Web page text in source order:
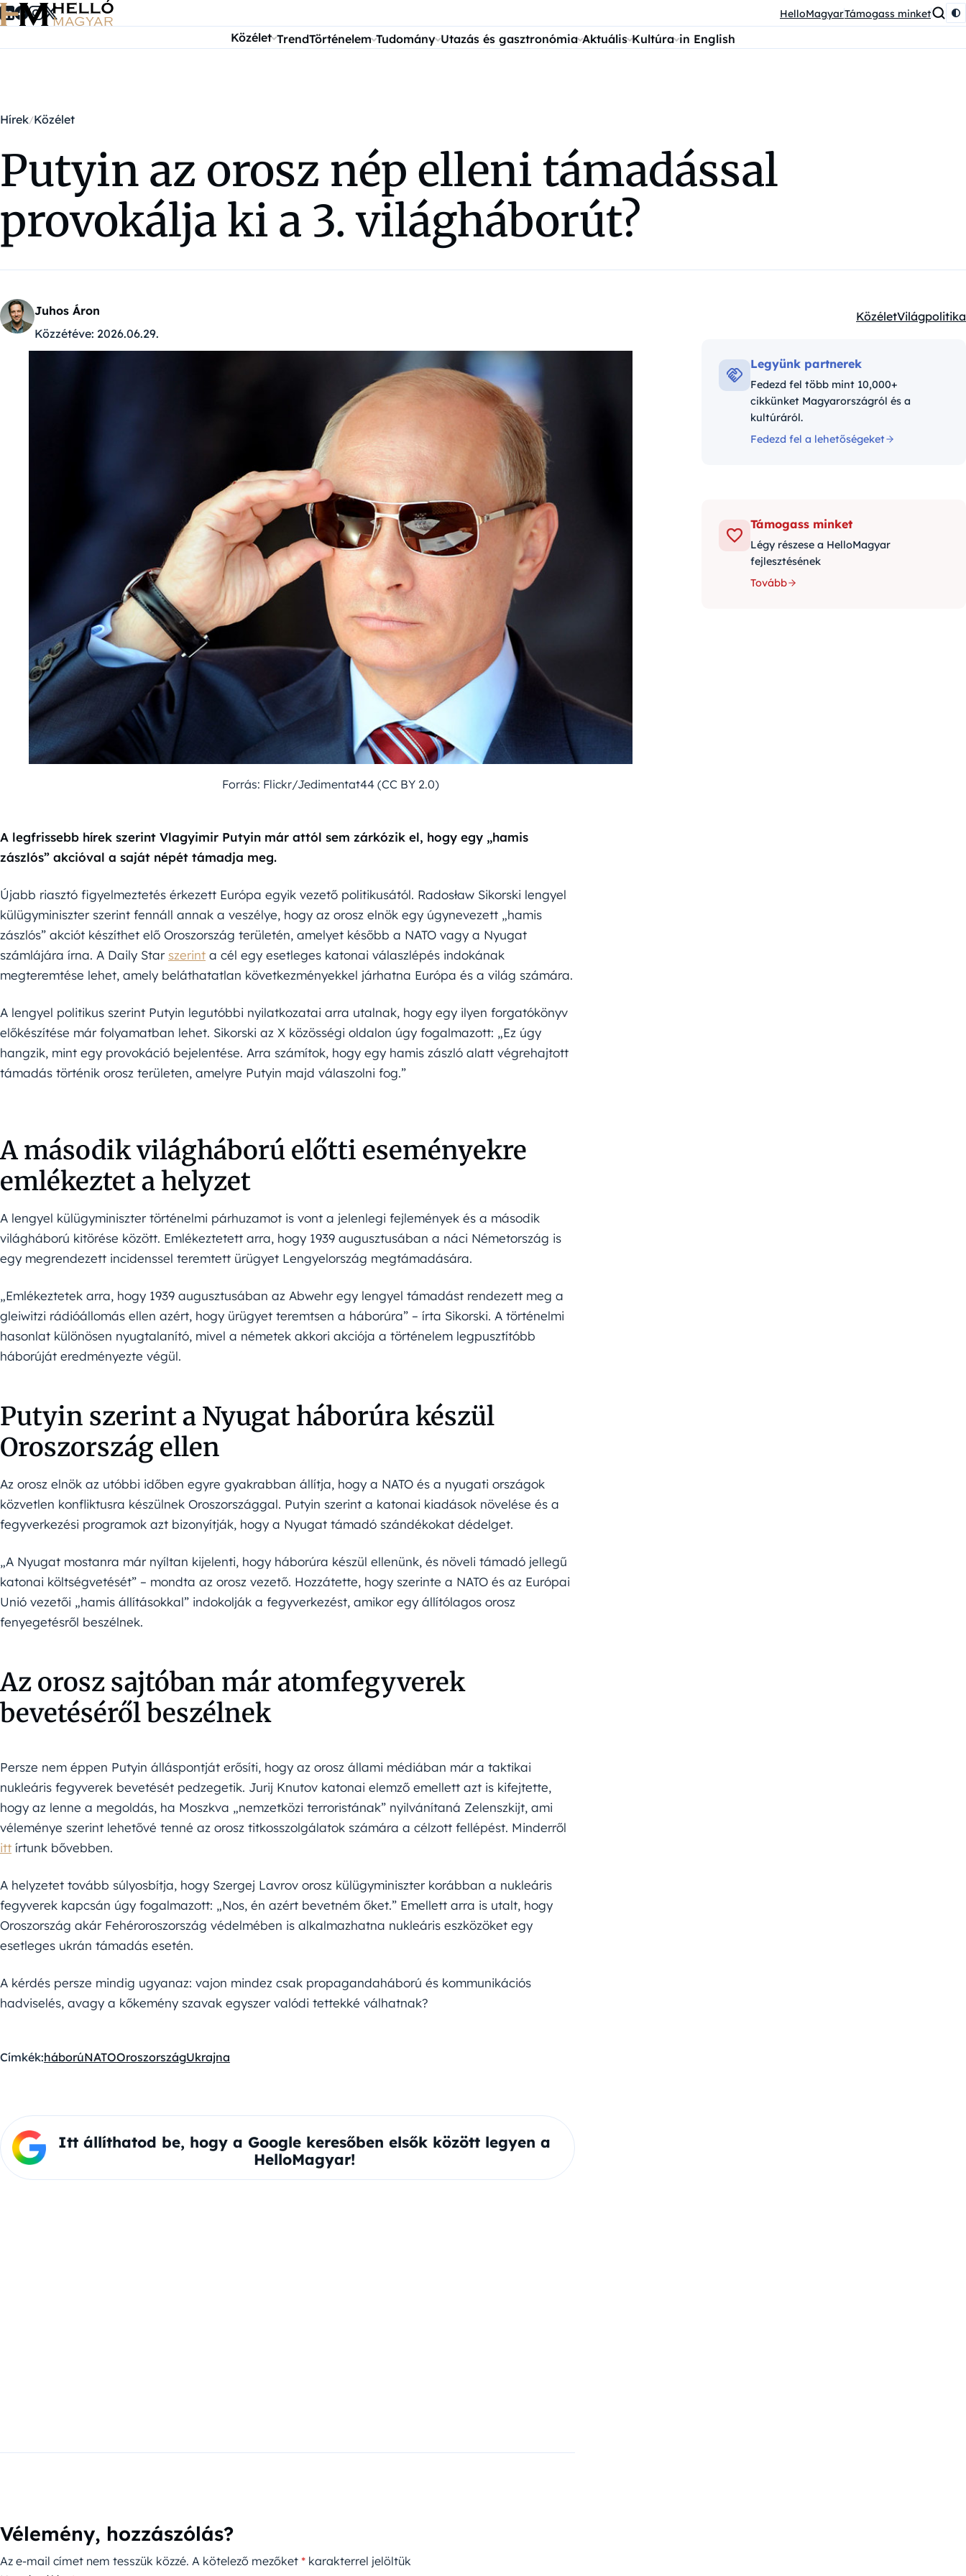
Ugrás a tartalomra HelloMagyarTámogass minket
Közélet TrendTörténelem Tudomány Utazás és gasztronómia Aktuális Kultúra in English
Hírek Közélet
Putyin az orosz nép elleni támadással
provokálja ki a 3. világháborút?
Juhos Áron
Közzétéve: 2026.06.29.
Kategóriák:
KözéletVilágpolitika
Forrás: Flickr/Jedimentat44 (CC BY 2.0)
A legfrissebb hírek szerint Vlagyimir Putyin már attól sem zárkózik el, hogy egy „hamis
zászlós” akcióval a saját népét támadja meg.
Újabb riasztó figyelmeztetés érkezett Európa egyik vezető politikusától. Radosław Sikorski lengyel
külügyminiszter szerint fennáll annak a veszélye, hogy az orosz elnök egy úgynevezett „hamis
zászlós” akciót készíthet elő Oroszország területén, amelyet később a NATO vagy a Nyugat
számlájára írna. A Daily Star szerint a cél egy esetleges katonai válaszlépés indokának
megteremtése lehet, amely beláthatatlan következményekkel járhatna Európa és a világ számára.
A lengyel politikus szerint Putyin legutóbbi nyilatkozatai arra utalnak, hogy egy ilyen forgatókönyv
előkészítése már folyamatban lehet. Sikorski az X közösségi oldalon úgy fogalmazott: „Ez úgy
hangzik, mint egy provokáció bejelentése. Arra számítok, hogy egy hamis zászló alatt végrehajtott
támadás történik orosz területen, amelyre Putyin majd válaszolni fog.”
A második világháború előtti eseményekre
emlékeztet a helyzet
A lengyel külügyminiszter történelmi párhuzamot is vont a jelenlegi fejlemények és a második
világháború kitörése között. Emlékeztetett arra, hogy 1939 augusztusában a náci Németország is
egy megrendezett incidenssel teremtett ürügyet Lengyelország megtámadására.
„Emlékeztetek arra, hogy 1939 augusztusában az Abwehr egy lengyel támadást rendezett meg a
gleiwitzi rádióállomás ellen azért, hogy ürügyet teremtsen a háborúra” – írta Sikorski. A történelmi
hasonlat különösen nyugtalanító, mivel a németek akkori akciója a történelem legpusztítóbb
háborúját eredményezte végül.
Putyin szerint a Nyugat háborúra készül
Oroszország ellen
Az orosz elnök az utóbbi időben egyre gyakrabban állítja, hogy a NATO és a nyugati országok
közvetlen konfliktusra készülnek Oroszországgal. Putyin szerint a katonai kiadások növelése és a
fegyverkezési programok azt bizonyítják, hogy a Nyugat támadó szándékokat dédelget.
„A Nyugat mostanra már nyíltan kijelenti, hogy háborúra készül ellenünk, és növeli támadó jellegű
katonai költségvetését” – mondta az orosz vezető. Hozzátette, hogy szerinte a NATO és az Európai
Unió vezetői „hamis állításokkal” indokolják a fegyverkezést, amikor egy állítólagos orosz
fenyegetésről beszélnek.
Az orosz sajtóban már atomfegyverek
bevetéséről beszélnek
Persze nem éppen Putyin álláspontját erősíti, hogy az orosz állami médiában már a taktikai
nukleáris fegyverek bevetését pedzegetik. Jurij Knutov katonai elemző emellett azt is kifejtette,
hogy az lenne a megoldás, ha Moszkva „nemzetközi terroristának” nyilvánítaná Zelenszkijt, ami
véleménye szerint lehetővé tenné az orosz titkosszolgálatok számára a célzott fellépést. Minderről
itt írtunk bővebben.
A helyzetet tovább súlyosbítja, hogy Szergej Lavrov orosz külügyminiszter korábban a nukleáris
fegyverek kapcsán úgy fogalmazott: „Nos, én azért bevetném őket.” Emellett arra is utalt, hogy
Oroszország akár Fehéroroszország védelmében is alkalmazhatna nukleáris eszközöket egy
esetleges ukrán támadás esetén.
A kérdés persze mindig ugyanaz: vajon mindez csak propagandaháború és kommunikációs
hadviselés, avagy a kőkemény szavak egyszer valódi tettekké válhatnak?
Címkék:háborúNATOOroszországUkrajna
Itt állíthatod be, hogy a Google keresőben elsők között legyen a
HelloMagyar!
Vélemény, hozzászólás?
Az e-mail címet nem tesszük közzé. A kötelező mezőket * karakterrel jelöltük
Legyünk partnerek
Fedezd fel több mint 10,000+
cikkünket Magyarországról és a
kultúráról.
Fedezd fel a lehetőségeket
Támogass minket
Légy részese a HelloMagyar
fejlesztésének
Tovább